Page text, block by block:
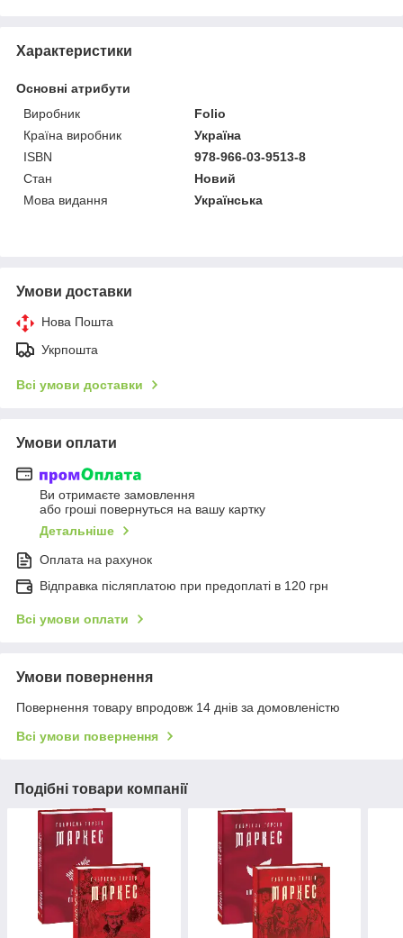
Характеристики
Основні атрибути
Виробник
Folio
Країна виробник
Україна
ISBN
978-966-03-9513-8
Стан
Новий
Мова видання
Українська
Умови доставки
Нова Пошта
Укрпошта
Всі умови доставки
Умови оплати
Ви отримаєте замовлення
або гроші повернуться на вашу картку
Детальніше
Оплата на рахунок
Відправка післяплатою при предоплаті в 120 грн
Всі умови оплати
Умови повернення
Повернення товару впродовж 14 днів за домовленістю
Всі умови повернення
Подібні товари компанії